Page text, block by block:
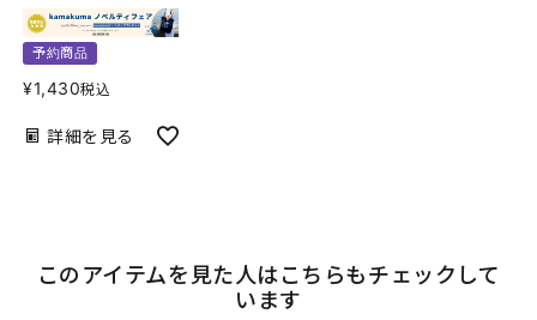
予約商品
¥1,430税込
詳細を見る
このアイテムを見た人はこちらもチェックして
います